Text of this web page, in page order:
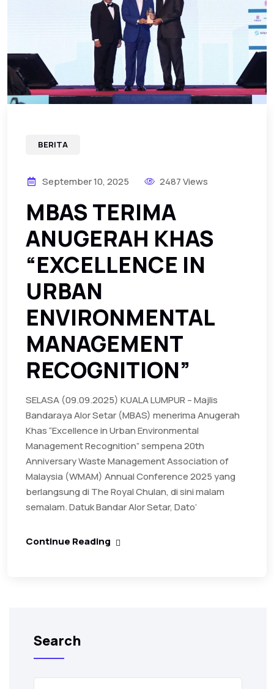
BERITA
September 10, 2025 2487 Views
MBAS TERIMA
ANUGERAH KHAS
“EXCELLENCE IN
URBAN
ENVIRONMENTAL
MANAGEMENT
RECOGNITION”
SELASA (09.09.2025) KUALA LUMPUR – Majlis
Bandaraya Alor Setar (MBAS) menerima Anugerah
Khas “Excellence in Urban Environmental
Management Recognition” sempena 20th
Anniversary Waste Management Association of
Malaysia (WMAM) Annual Conference 2025 yang
berlangsung di The Royal Chulan, di sini malam
semalam. Datuk Bandar Alor Setar, Dato’
Continue Reading
Search